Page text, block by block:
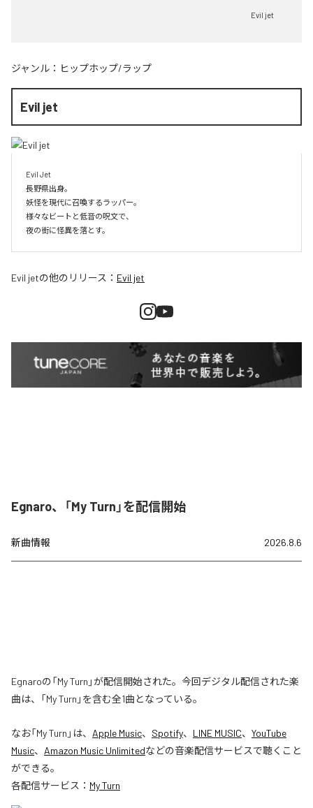
Evil jet
ジャンル： ヒップホップ/ラップ
Evil jet
Evil Jet
長野県出身。
妖怪を現代に召喚するラッパー。
様々なビートと低音の呪文で、
夜の街に怪異を落とす。
Evil jetの他のリリース： Evil jet
Egnaro、「My Turn」を配信開始
新曲情報 2026.8.6
Egnaroの「My Turn」が配信開始された。今回デジタル配信された楽
曲は、「My Turn」を含む全1曲となっている。
なお「My Turn 」は、 Apple Music、 Spotify、 LINE MUSIC、 YouTube
Music、 Amazon Music Unlimitedなどの音楽配信サービスで聴くこと
ができる。
各配信サービス： My Turn